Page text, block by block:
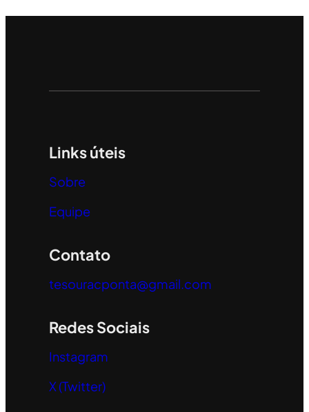
Links úteis
Sobre
Equipe
Contato
tesouracponta@gmail.com
Redes Sociais
Instagram
X (Twitter)